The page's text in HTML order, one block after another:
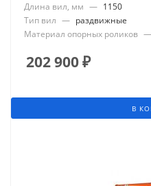
Длина вил, мм — 1150
Тип вил — раздвижные
Материал опорных роликов —
202 900₽
В